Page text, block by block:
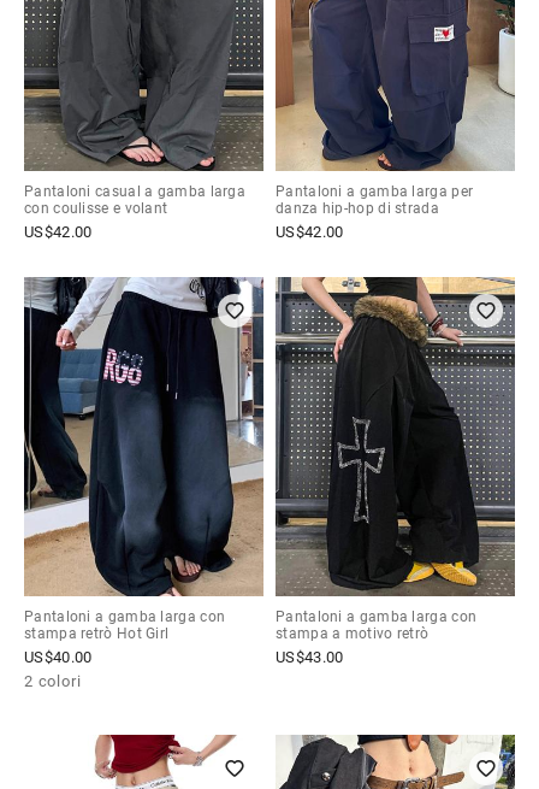
Pantaloni casual a gamba larga
con coulisse e volant
US$42.00
Pantaloni a gamba larga per
danza hip-hop di strada
US$42.00
Pantaloni a gamba larga con
stampa retrò Hot Girl
US$40.00
2 colori
Pantaloni a gamba larga con
stampa a motivo retrò
US$43.00